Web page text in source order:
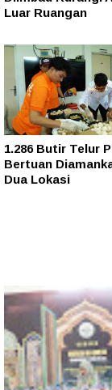
Luar Ruangan
1.286 Butir Telur
Bertuan
Dua Lokasi